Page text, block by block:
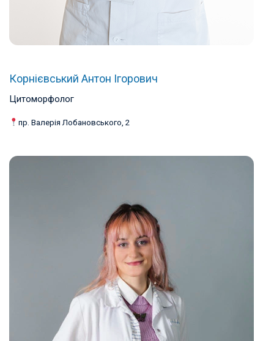
Корнієвський Антон Ігорович
Цитоморфолог
пр. Валерія Лобановського, 2